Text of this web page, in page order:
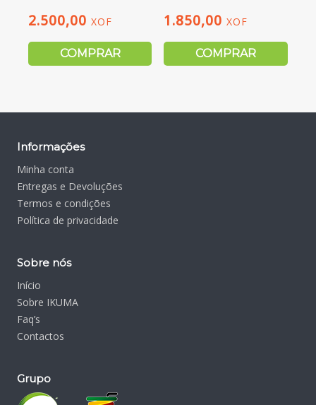
2.500,00 XOF
COMPRAR
1.850,00XOF
COMPRAR
Informações
Minha conta
Entregas e Devoluções
Termos e condições
Política de privacidade
Sobre nós
Início
Sobre IKUMA
Faq’s
Contactos
Grupo